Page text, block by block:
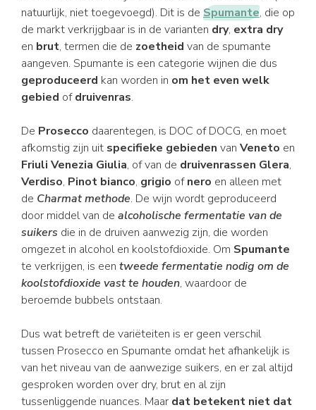
natuurlijk, niet toegevoegd). Dit is de Spumante, die op
de markt verkrijgbaar is in de varianten dry, extra dry
en brut, termen die de zoetheid van de spumante
aangeven. Spumante is een categorie wijnen die dus
geproduceerd kan worden in om het even welk
gebied ofdruivenras.
De Prosecco daarentegen, is DOC of DOCG, en moet
afkomstig zijn uit specifieke gebieden van Veneto en
Friuli Venezia Giulia, of van de druivenrassen Glera,
Verdiso, Pinot bianco, grigio ofnero en alleen met
de Charmat methode. De wijn wordt geproduceerd
door middel van de alcoholische fermentatie van de
suikers die in de druiven aanwezig zijn, die worden
omgezet in alcohol en koolstofdioxide. Om Spumante
te verkrijgen, is een tweede fermentatie nodig om de
koolstofdioxide vast te houden, waardoor de
beroemde bubbels ontstaan.
Dus wat betreft de variëteiten is er geen verschil
tussen Prosecco en Spumante omdat het afhankelijk is
van het niveau van de aanwezige suikers, en er zal altijd
gesproken worden over dry, brut en al zijn
tussenliggende nuances. Maar dat betekent niet dat